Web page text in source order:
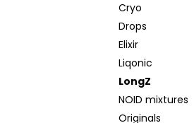
Cryo
Drops
Elixir
Liqonic
LongZ
NOID mixtures
Originals